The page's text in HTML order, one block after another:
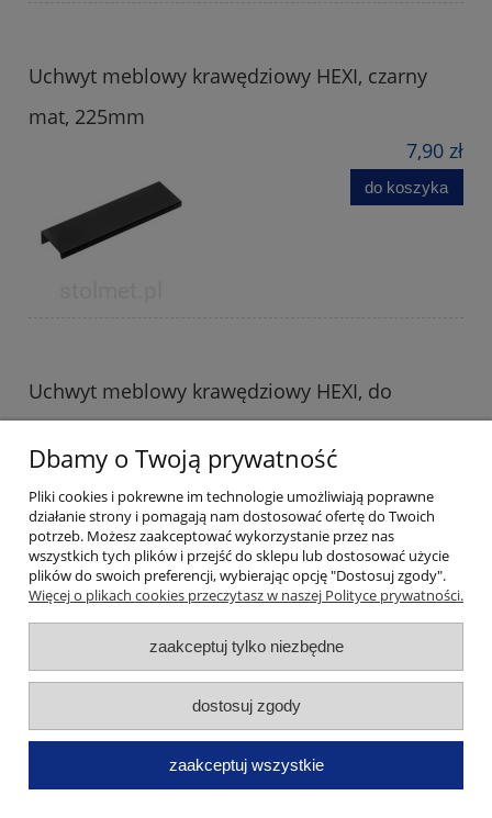
Uchwyt meblowy krawędziowy HEXI, czarny
mat, 225mm
7,90 zł
do koszyka
Uchwyt meblowy krawędziowy HEXI, do
do koszyka
Uchwyt meblowy krawędziowy HEXA, Kaszmir,
160 mm
Dbamy o Twoją prywatność
Pliki cookies i pokrewne im technologie umożliwiają poprawne
działanie strony i pomagają nam dostosować ofertę do Twoich
potrzeb. Możesz zaakceptować wykorzystanie przez nas
wszystkich tych plików i przejść do sklepu lub dostosować użycie
plików do swoich preferencji, wybierając opcję "Dostosuj zgody".
Więcej o plikach cookies przeczytasz w naszej Polityce prywatności.
zaakceptuj tylko niezbędne
dostosuj zgody
zaakceptuj wszystkie